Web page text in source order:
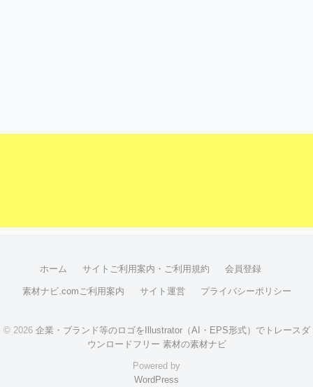
ホーム サイトご利用案内・ご利用規約 会員登録
素材ナビ.comご利用案内 サイト運営 プライバシーポリシー
© 2026 企業・ブランド等のロゴをIllustrator（AI・EPS形式）でトレースダ
ウンロードフリー 素材の素材ナビ
Powered by
WordPress